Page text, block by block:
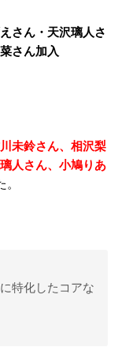
さん・天沢璃人さ
さん加入
未鈴さん、相沢梨
人さん、小鳩りあ
特化したコアな